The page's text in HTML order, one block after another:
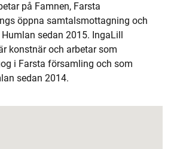
på Famnen, Farsta
öppna samtalsmottagning och
sedan 2015. IngaLill
konstnär och arbetar som
i Farsta församling och som
sedan 2014.